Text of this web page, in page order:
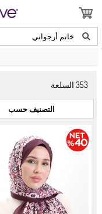
خاتم أرجواني
353السلعة
التصنيف حسب